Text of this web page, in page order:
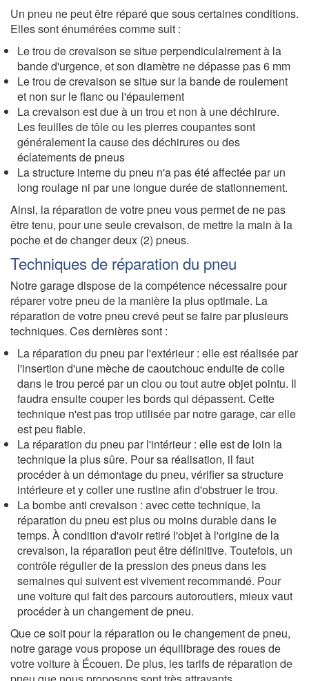
Un pneu ne peut être réparé que sous certaines conditions.
Elles sont énumérées comme suit :
Le trou de crevaison se situe perpendiculairement à la
bande d'urgence, et son diamètre ne dépasse pas 6 mm
Le trou de crevaison se situe sur la bande de roulement
et non sur le flanc ou l'épaulement
La crevaison est due à un trou et non à une déchirure.
Les feuilles de tôle ou les pierres coupantes sont
généralement la cause des déchirures ou des
éclatements de pneus
La structure interne du pneu n'a pas été affectée par un
long roulage ni par une longue durée de stationnement.
Ainsi, la réparation de votre pneu vous permet de ne pas
être tenu, pour une seule crevaison, de mettre la main à la
poche et de changer deux (2) pneus.
Techniques de réparation du pneu
Notre garage dispose de la compétence nécessaire pour
réparer votre pneu de la manière la plus optimale. La
réparation de votre pneu crevé peut se faire par plusieurs
techniques. Ces dernières sont :
La réparation du pneu par l'extérieur : elle est réalisée par
l'insertion d'une mèche de caoutchouc enduite de colle
dans le trou percé par un clou ou tout autre objet pointu. Il
faudra ensuite couper les bords qui dépassent. Cette
technique n'est pas trop utilisée par notre garage, car elle
est peu fiable.
La réparation du pneu par l'intérieur : elle est de loin la
technique la plus sûre. Pour sa réalisation, il faut
procéder à un démontage du pneu, vérifier sa structure
intérieure et y coller une rustine afin d'obstruer le trou.
La bombe anti crevaison : avec cette technique, la
réparation du pneu est plus ou moins durable dans le
temps. À condition d'avoir retiré l'objet à l'origine de la
crevaison, la réparation peut être définitive. Toutefois, un
contrôle régulier de la pression des pneus dans les
semaines qui suivent est vivement recommandé. Pour
une voiture qui fait des parcours autoroutiers, mieux vaut
procéder à un changement de pneu.
Que ce soit pour la réparation ou le changement de pneu,
notre garage vous propose un équilibrage des roues de
votre voiture à Écouen. De plus, les tarifs de réparation de